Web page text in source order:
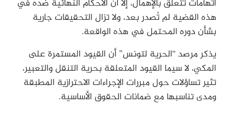
اتهامات تتعلق بالإهمال، إلا أن الأحكام النهائية ضده في
هذه القضية لم تُصدر بعد، ولا تزال التحقيقات جارية
بشأن دوره المحتمل في هذه الواقعة.
يذكر مرصد “الحرية لتونس” أن القيود المستمرة على
المكي، لا سيما القيود المتعلقة بحرية التنقل والتعبير،
تثير تساؤلات حول مبررات الإجراءات الاحترازية المطبقة
ومدى تناسبها مع ضمانات الحقوق الأساسية.